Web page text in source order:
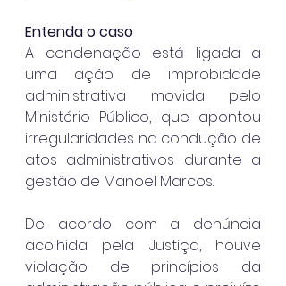
Entenda o caso
A condenação está ligada a
uma ação de improbidade
administrativa movida pelo
Ministério Público, que apontou
irregularidades na condução de
atos administrativos durante a
gestão de Manoel Marcos.
De acordo com a denúncia
acolhida pela Justiça, houve
violação de princípios da